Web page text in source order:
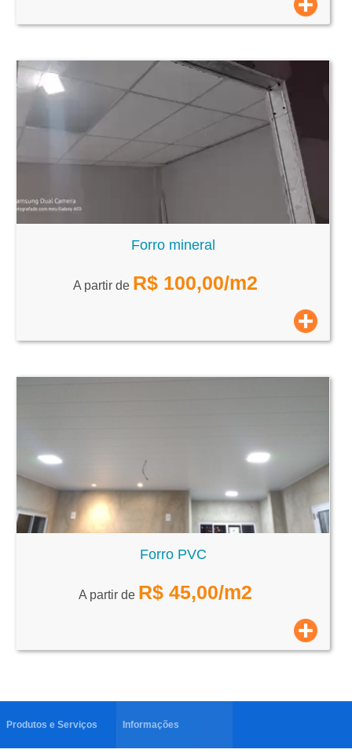
Forro mineral
A partir de R$ 100,00/m2
Forro PVC
A partir de R$ 45,00/m2
Produtos e Serviços Informações